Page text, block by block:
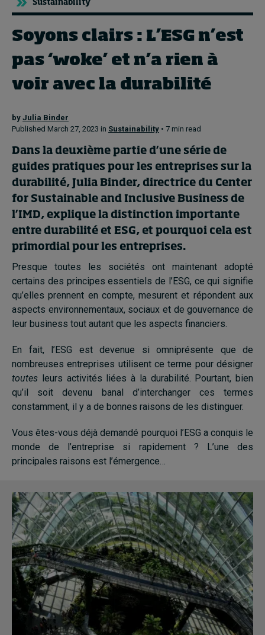
Topics
Podcasts
Popular series
2026 IMD research - White papers
Live events
Subscribe
About
Submissions
Contact
Sustainability
Soyons clairs : L’ESG n’est
pas ‘woke’ et n’a rien à
voir avec la durabilité
by Julia Binder
Published March 27, 2023 in Sustainability • 7 min read
Dans la deuxième partie d’une série de
guides pratiques pour les entreprises sur la
durabilité, Julia Binder, directrice du Center
for Sustainable and Inclusive Business de
l’IMD, explique la distinction importante
entre durabilité et ESG, et pourquoi cela est
primordial pour les entreprises.
Presque toutes les sociétés ont maintenant adopté
certains des principes essentiels de l’ESG, ce qui signifie
qu’elles prennent en compte, mesurent et répondent aux
aspects environnementaux, sociaux et de gouvernance de
leur business tout autant que les aspects financiers.
En fait, l’ESG est devenue si omniprésente que de
nombreuses entreprises utilisent ce terme pour désigner
toutes leurs activités liées à la durabilité. Pourtant, bien
qu’il soit devenu banal d’interchanger ces termes
constamment, il y a de bonnes raisons de les distinguer.
Vous êtes-vous déjà demandé pourquoi l’ESG a conquis le
monde de l’entreprise si rapidement ? L’une des
principales raisons est l’émergence…